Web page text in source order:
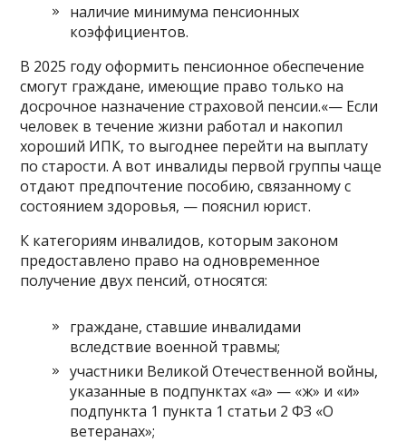
наличие минимума пенсионных
коэффициентов.
В 2025 году оформить пенсионное обеспечение
смогут граждане, имеющие право только на
досрочное назначение страховой пенсии.«— Если
человек в течение жизни работал и накопил
хороший ИПК, то выгоднее перейти на выплату
по старости. А вот инвалиды первой группы чаще
отдают предпочтение пособию, связанному с
состоянием здоровья, — пояснил юрист.
К категориям инвалидов, которым законом
предоставлено право на одновременное
получение двух пенсий, относятся:
граждане, ставшие инвалидами
вследствие военной травмы;
участники Великой Отечественной войны,
указанные в подпунктах «а» — «ж» и «и»
подпункта 1 пункта 1 статьи 2 ФЗ «О
ветеранах»;